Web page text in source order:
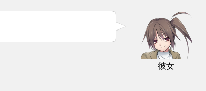
彼女